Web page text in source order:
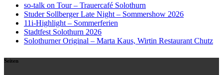
so-talk on Tour – Trauercafé Solothurn
Studer Sollberger Late Night – Sommershow 2026
11i-Highlight – Sommerferien
Stadtfest Solothurn 2026
Solothurner Original – Marta Kaus, Wirtin Restaurant Chutz
Seiten